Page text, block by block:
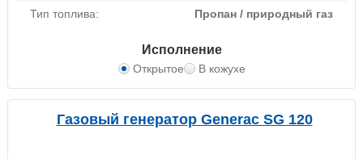
Тип топлива:
Пропан / природный газ
Исполнение
Открытое В кожухе
Газовый генератор Generac SG 120